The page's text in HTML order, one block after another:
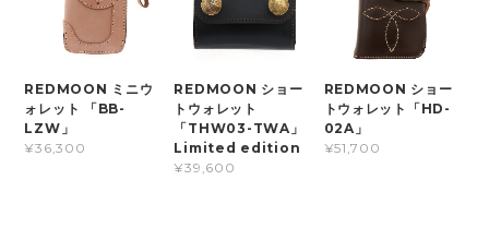
REDMOON ミニウ
ォレット 「BB-
LZW」
¥36,300
REDMOON ショー
トウォレット
「THW03-TWA」
Limited edition
¥39,600
REDMOON ショー
トウォレット「HD-
02A」
¥51,700